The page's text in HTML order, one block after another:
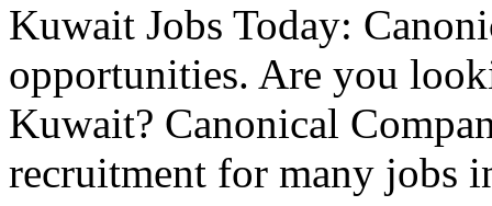
Kuwait Jobs Today:
opportunities. Are you
Kuwait? Canonical
recruitment for many jobs